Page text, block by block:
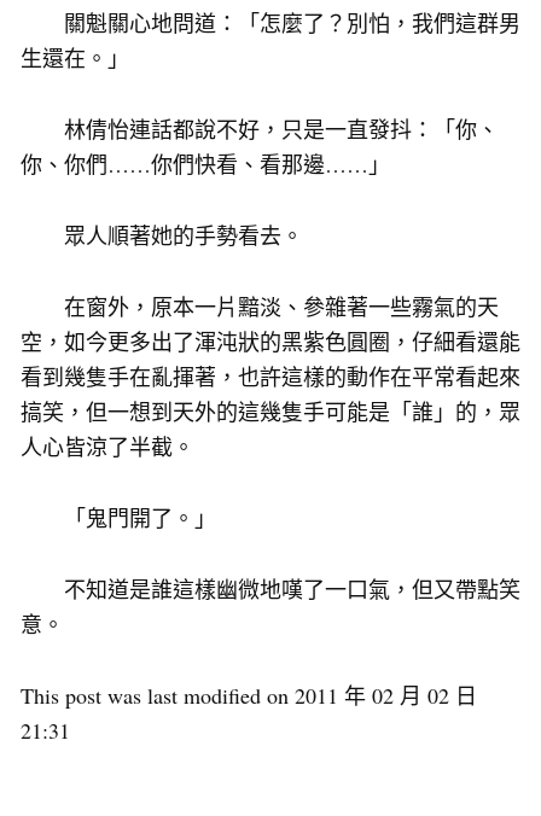
關魁關心地問道：「怎麼了？別怕，我們這群男
生還在。」
林倩怡連話都說不好，只是一直發抖：「你、
你、你們……你們快看、看那邊……」
眾人順著她的手勢看去。
在窗外，原本一片黯淡、參雜著一些霧氣的天
空，如今更多出了渾沌狀的黑紫色圓圈，仔細看還能
看到幾隻手在亂揮著，也許這樣的動作在平常看起來
搞笑，但一想到天外的這幾隻手可能是「誰」的，眾
人心皆涼了半截。
「鬼門開了。」
不知道是誰這樣幽微地嘆了一口氣，但又帶點笑
意。
This post was last modified on 2011 年 02 月 02 日
21:31